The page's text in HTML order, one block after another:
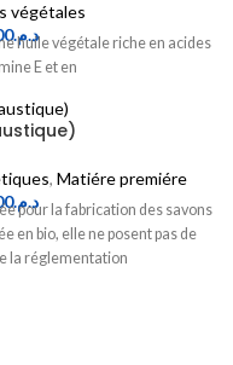
végétales
د.م.
huile végétale riche en acides
E et en
, Matiére premiére
د.م.
pour la fabrication des savons
en bio, elle ne posent pas de
la réglementation